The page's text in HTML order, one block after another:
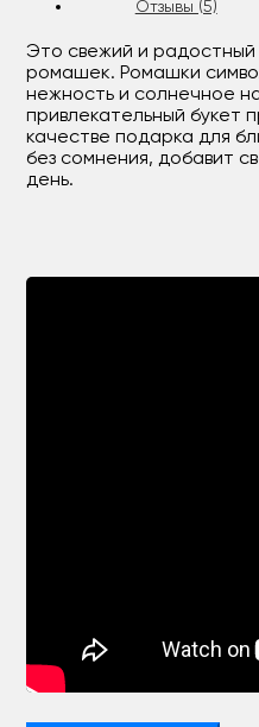
Отзывы (5)
Это свежий и радостный
ромашек. Ромашки
нежность и солнечное
привлекательный букет
качестве подарка для
без сомнения, добавит
день.